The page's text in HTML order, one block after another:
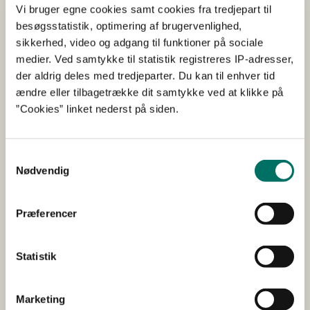
Vi bruger egne cookies samt cookies fra tredjepart til
besøgsstatistik, optimering af brugervenlighed,
sikkerhed, video og adgang til funktioner på sociale
medier. Ved samtykke til statistik registreres IP-adresser,
der aldrig deles med tredjeparter. Du kan til enhver tid
ændre eller tilbagetrække dit samtykke ved at klikke på
”Cookies” linket nederst på siden.
Nødvendig
Præferencer
Statistik
Marketing
har bemærkninger til de planlagte forundersøgelser eller
indholdet af den kommende miljøkonsekvensrapport,
kan I sende dem tilEspoo@sgav.dkmed angivelse af
journalnummer: 2025-24679 senest den 14. januar 2026.
Fakta om Espoo-konventionen
Espoo-konventionen er bekendtgørelse af konventionen
af 25. februar 1991 om vurdering af virkningerne på
miljøet på tværs af landegrænserne samt
miljøvurdering til konventionen af 25. februar 1991 om
Styrelsen for Grøn Arealomlægning og Vandmiljøs